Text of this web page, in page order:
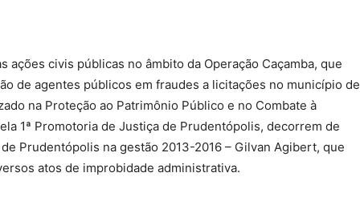
ações civis públicas no âmbito da Operação Caçamba, que
de agentes públicos em fraudes a licitações no município de
na Proteção ao Patrimônio Público e no Combate à
1ª Promotoria de Justiça de Prudentópolis, decorrem de
Prudentópolis na gestão 2013-2016 – Gilvan Agibert, que
atos de improbidade administrativa.